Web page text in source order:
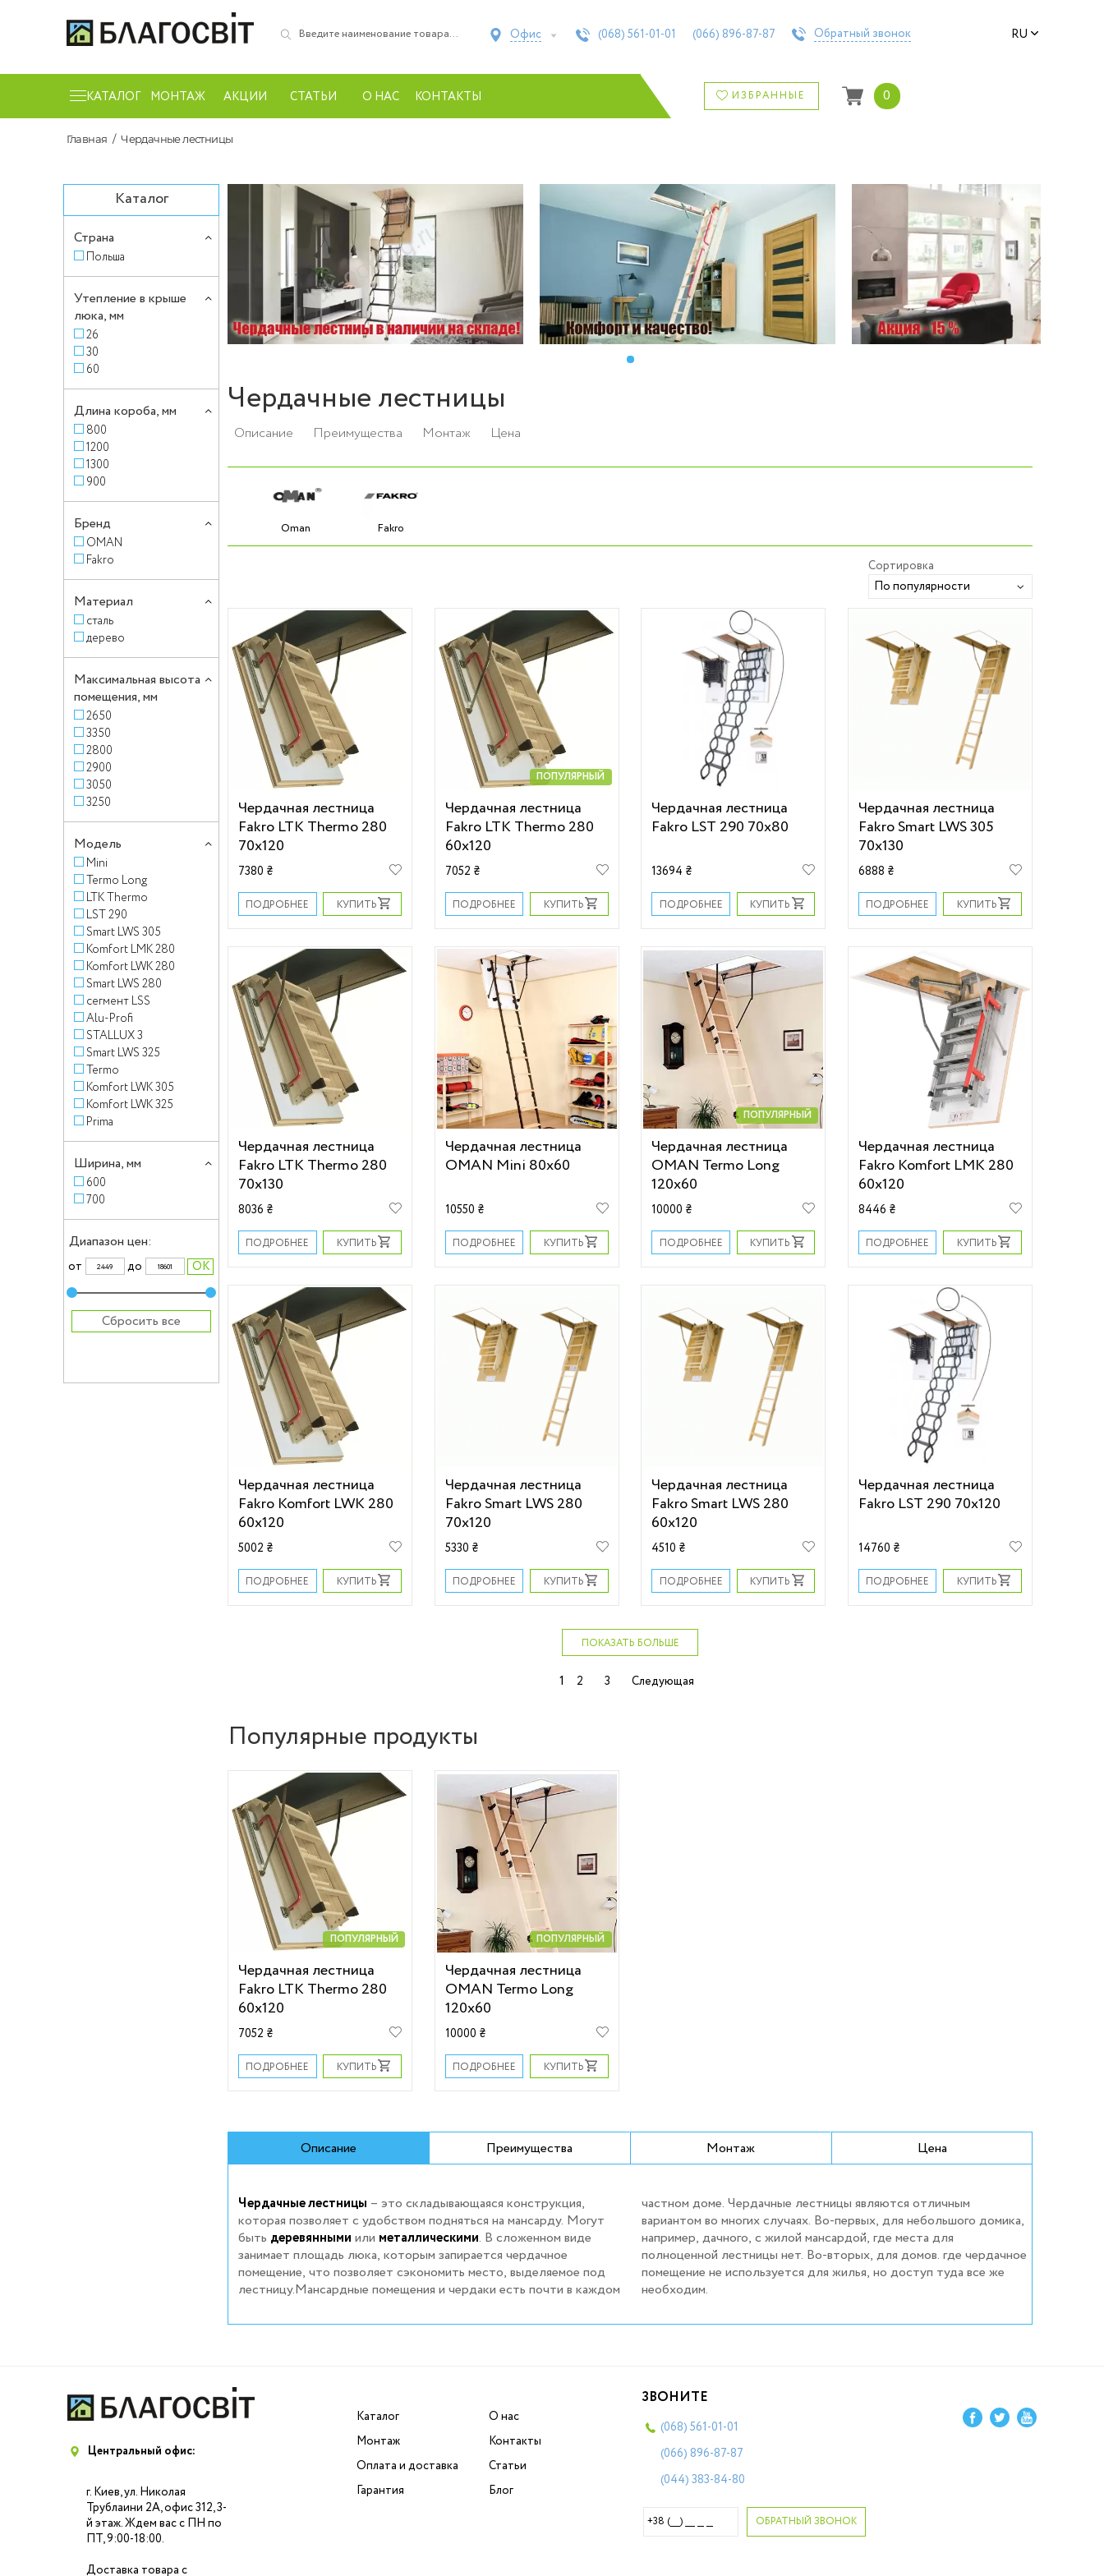
Офис (068) 561-01-01 (066) 896-87-87 Обратный звонок RU
КАТАЛОГ МОНТАЖ АКЦИИ СТАТЬИ О НАС КОНТАКТЫ ИЗБРАННЫЕ 0
Главная Чердачные лестницы
Каталог
Страна
Польша
Утепление в крыше
люка, мм
26
30
60
Длина короба, мм
800
1200
1300
900
Бренд
OMAN
Fakro
Материал
сталь
дерево
Максимальная высота
помещения, мм
2650
3350
2800
2900
3050
3250
Модель
Mini
Termo Long
LTK Thermo
LST 290
Smart LWS 305
Komfort LMK 280
Komfort LWK 280
Smart LWS 280
сегмент LSS
Alu-Profi
STALLUX 3
Smart LWS 325
Termo
Komfort LWK 305
Komfort LWK 325
Prima
Ширина, мм
600
700
Диапазон цен:
от до
Сбросить все
Чердачные лестницы
Описание Преимущества Монтаж Цена
Oman Fakro
Сортировка
Чердачная лестница
Fakro LTK Thermo 280
70х120
7380 ₴
ПОДРОБНЕЕ КУПИТЬ
ПОПУЛЯРНЫЙ
Чердачная лестница
Fakro LTK Thermo 280
60х120
7052 ₴
ПОДРОБНЕЕ КУПИТЬ
Чердачная лестница
Fakro LST 290 70х80
13694 ₴
ПОДРОБНЕЕ КУПИТЬ
Чердачная лестница
Fakro Smart LWS 305
70х130
6888 ₴
ПОДРОБНЕЕ КУПИТЬ
Чердачная лестница
Fakro LTK Thermo 280
70х130
8036 ₴
ПОДРОБНЕЕ КУПИТЬ
Чердачная лестница
OMAN Mini 80х60
10550 ₴
ПОДРОБНЕЕ КУПИТЬ
ПОПУЛЯРНЫЙ
Чердачная лестница
OMAN Termo Long
120х60
10000 ₴
ПОДРОБНЕЕ КУПИТЬ
Чердачная лестница
Fakro Komfort LMK 280
60х120
8446 ₴
ПОДРОБНЕЕ КУПИТЬ
Чердачная лестница
Fakro Komfort LWK 280
60х120
5002 ₴
ПОДРОБНЕЕ КУПИТЬ
Чердачная лестница
Fakro Smart LWS 280
70х120
5330 ₴
ПОДРОБНЕЕ КУПИТЬ
Чердачная лестница
Fakro Smart LWS 280
60х120
4510 ₴
ПОДРОБНЕЕ КУПИТЬ
Чердачная лестница
Fakro LST 290 70х120
14760 ₴
ПОДРОБНЕЕ КУПИТЬ
ПОКАЗАТЬ БОЛЬШЕ
Навигация
1 2 3 Следующая
Популярные продукты
ПОПУЛЯРНЫЙ
Чердачная лестница
Fakro LTK Thermo 280
60х120
7052 ₴
ПОДРОБНЕЕ КУПИТЬ
ПОПУЛЯРНЫЙ
Чердачная лестница
OMAN Termo Long
120х60
10000 ₴
ПОДРОБНЕЕ КУПИТЬ
Описание Преимущества Монтаж Цена
Чердачные лестницы – это складывающаяся конструкция,
которая позволяет с удобством подняться на мансарду. Могут
быть деревянными или металлическими. В сложенном виде
занимает площадь люка, которым запирается чердачное
помещение, что позволяет сэкономить место, выделяемое под
лестницу.Мансардные помещения и чердаки есть почти в каждом
частном доме. Чердачные лестницы являются отличным
вариантом во многих случаях. Во-первых, для небольшого домика,
например, дачного, с жилой мансардой, где места для
полноценной лестницы нет. Во-вторых, для домов. где чердачное
помещение не используется для жилья, но доступ туда все же
необходим.
Центральный офис:
г. Киев, ул. Николая
Трублаини 2А, офис 312, 3-
й этаж. Ждем вас с ПН по
ПТ, 9:00-18:00.
Доставка товара с
Каталог
Монтаж
Оплата и доставка
Гарантия
О нас
Контакты
Статьи
Блог
ЗВОНИТЕ
(068) 561-01-01
(066) 896-87-87
(044) 383-84-80